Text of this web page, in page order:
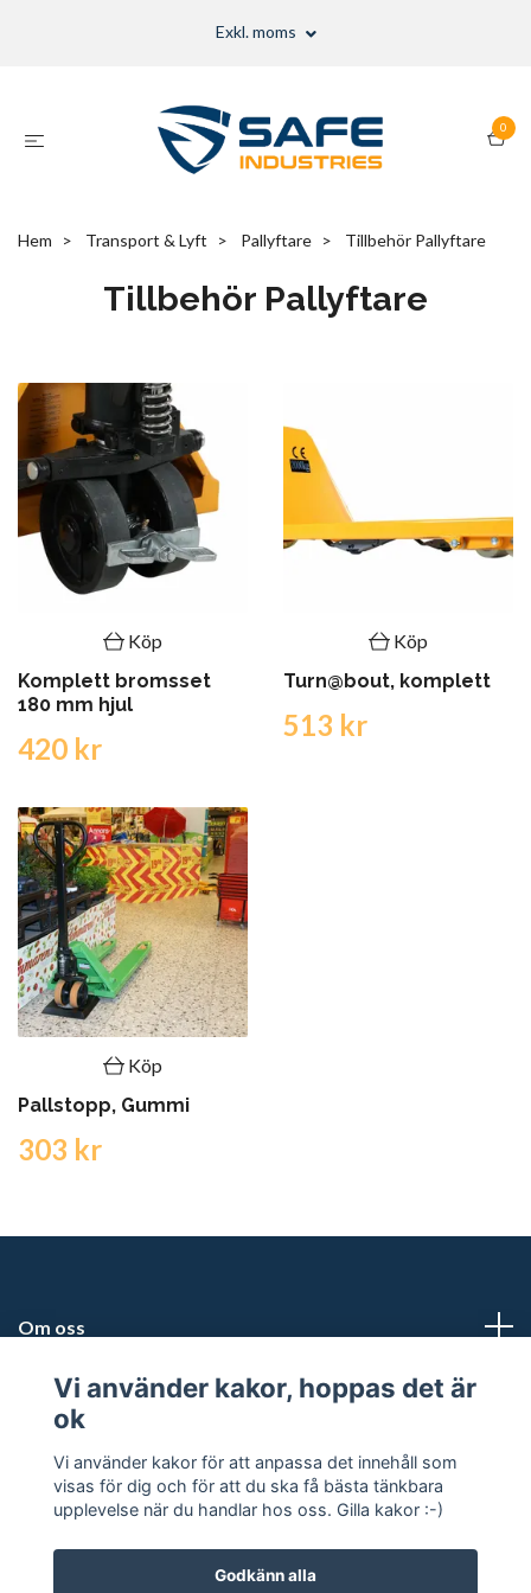
Exkl. moms
0
Hem Transport & Lyft Pallyftare Tillbehör Pallyftare
Tillbehör Pallyftare
Köp
Komplett bromsset
180 mm hjul
420 kr
Köp
Turn@bout, komplett
513 kr
Köp
Pallstopp, Gummi
303 kr
Om oss
Kundtjänst
Snabblänkar
Vi använder kakor, hoppas det är
ok
Vi använder kakor för att anpassa det innehåll som
visas för dig och för att du ska få bästa tänkbara
upplevelse när du handlar hos oss. Gilla kakor :-)
Godkänn alla